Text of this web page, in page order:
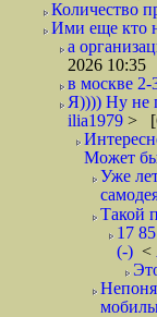
Количество
Ими еще кто
а
2026 10:35
в москве 2-
Я)))) Ну не
ilia1979 >
Может
Уже
Такой
17
(-) <